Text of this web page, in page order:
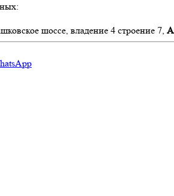
шоссе, владение 4 строение 7,